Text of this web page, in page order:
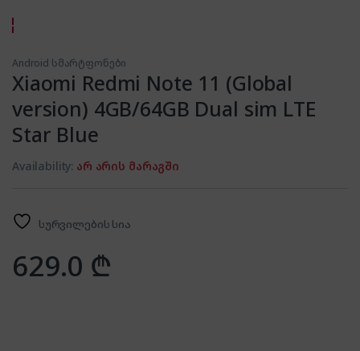
Android სმარტფონები
Xiaomi Redmi Note 11 (Global
version) 4GB/64GB Dual sim LTE
Star Blue
Availability: არ არის მარაგში
სურვილების სია
629.0 ₾